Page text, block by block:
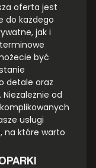
oferta jest
do każdego
jak i
być
detale oraz
od
usługi
na które warto